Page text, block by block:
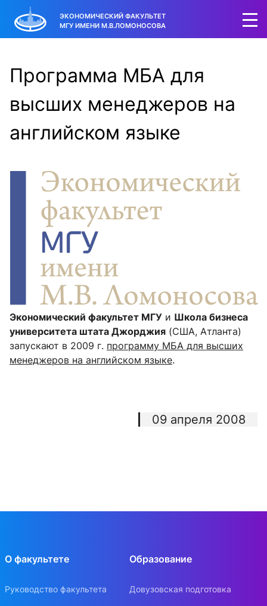
ЭКОНОМИЧЕСКИЙ ФАКУЛЬТЕТ
МГУ ИМЕНИ М.В.ЛОМОНОСОВА
Программа МБА для
высших менеджеров на
английском языке
Экономический факультет МГУ и Школа бизнеса
университета штата Джорджия (США, Атланта)
запускают в 2009 г. программу МБА для высших
менеджеров на английском языке.
09 апреля 2008
О факультете
Руководство факультета
Образование
Довузовская подготовка